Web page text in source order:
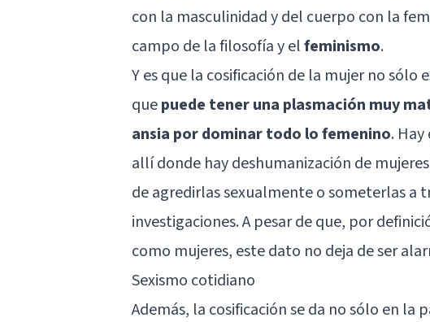
con la masculinidad y del cuerpo con la
campo de lafilosofíay elfeminismo.
Y es que la cosificación de la mujer no
quepuede tener una plasmación muy
ansia por dominar todo lo femenino.
allí donde hay deshumanización de
de agredirlas sexualmente o someterlas a
investigaciones. A pesar de que, por
como mujeres, este dato no deja de ser
Sexismo cotidiano
Además, la cosificación se da no sólo en